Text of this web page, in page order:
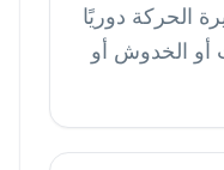
الحركة دوريًا
أو الخدوش أو